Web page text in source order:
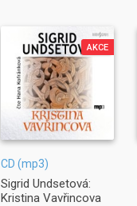
AKCE
CD (mp3)
Sigrid Undsetová:
Kristina Vavřincova